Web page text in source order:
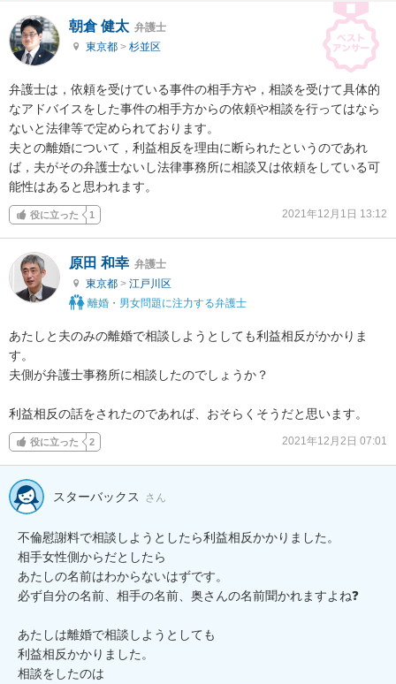
朝倉 健太 弁護士
東京都 > 杉並区
弁護士は，依頼を受けている事件の相手方や，相談を受けて具体的
なアドバイスをした事件の相手方からの依頼や相談を行ってはなら
ないと法律等で定められております。
夫との離婚について，利益相反を理由に断られたというのであれ
ば，夫がその弁護士ないし法律事務所に相談又は依頼をしている可
能性はあると思われます。
役に立った 1 2021年12月1日 13:12
原田 和幸 弁護士
東京都 > 江戸川区
離婚・男女問題に注力する弁護士
あたしと夫のみの離婚で相談しようとしても利益相反がかかりま
す。
夫側が弁護士事務所に相談したのでしょうか？
利益相反の話をされたのであれば、おそらくそうだと思います。
役に立った 2 2021年12月2日 07:01
スターバックス さん
不倫慰謝料で相談しようとしたら利益相反かかりました。
相手女性側からだとしたら
あたしの名前はわからないはずです。
必ず自分の名前、相手の名前、奥さんの名前聞かれますよね❓
あたしは離婚で相談しようとしても
利益相反かかりました。
相談をしたのは